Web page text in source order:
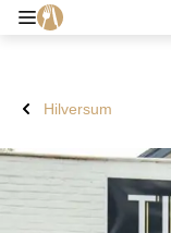
Hilversum